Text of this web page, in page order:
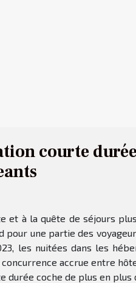
courte
et à la quête de séjours
pour une partie des
les nuitées dans les
accrue entre
coche de plus en plus